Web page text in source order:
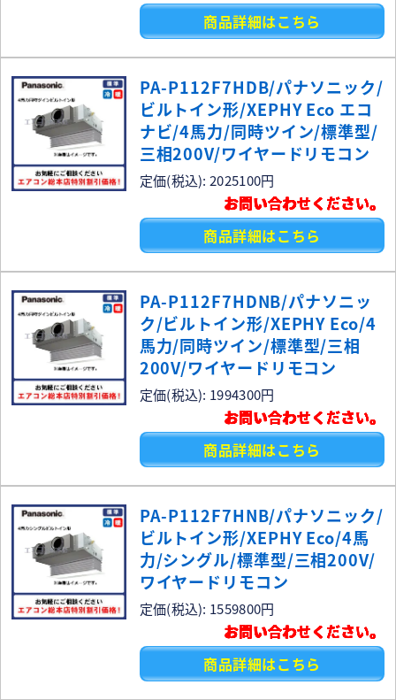
商品詳細はこちら
PA-P112F7HDB/パナソニック/
ビルトイン形/XEPHY Eco エコ
ナビ/4馬力/同時ツイン/標準型/
三相200V/ワイヤードリモコン
定価(税込): 2025100円
お問い合わせください。
商品詳細はこちら
PA-P112F7HDNB/パナソニッ
ク/ビルトイン形/XEPHY Eco/4
馬力/同時ツイン/標準型/三相
200V/ワイヤードリモコン
定価(税込): 1994300円
お問い合わせください。
商品詳細はこちら
PA-P112F7HNB/パナソニック/
ビルトイン形/XEPHY Eco/4馬
力/シングル/標準型/三相200V/
ワイヤードリモコン
定価(税込): 1559800円
お問い合わせください。
商品詳細はこちら